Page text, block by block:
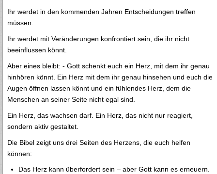
Ihr werdet in den kommenden Jahren Entscheidungen treffen
müssen.
Ihr werdet mit Veränderungen konfrontiert sein, die ihr nicht
beeinflussen könnt.
Aber eines bleibt: - Gott schenkt euch ein Herz, mit dem ihr genau
hinhören könnt. Ein Herz mit dem ihr genau hinsehen und euch die
Augen öffnen lassen könnt und ein fühlendes Herz, dem die
Menschen an seiner Seite nicht egal sind.
Ein Herz, das wachsen darf. Ein Herz, das nicht nur reagiert,
sondern aktiv gestaltet.
Die Bibel zeigt uns drei Seiten des Herzens, die euch helfen
können:
Das Herz kann überfordert sein – aber Gott kann es erneuern.